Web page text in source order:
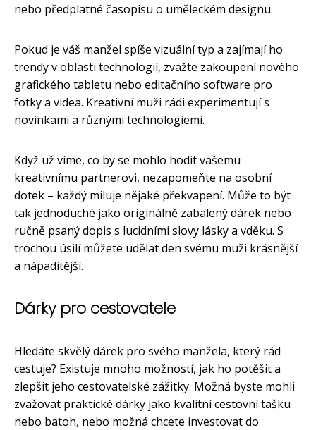
nebo předplatné časopisu o uměleckém designu.
Pokud je váš manžel spíše vizuální typ a zajímají ho
trendy v oblasti technologií, zvažte zakoupení nového
grafického tabletu nebo editačního software pro
fotky a videa. Kreativní muži rádi experimentují s
novinkami a různými technologiemi.
Když už víme, co by se mohlo hodit vašemu
kreativnímu partnerovi, nezapomeňte na osobní
dotek – každý miluje nějaké překvapení. Může to být
tak jednoduché jako originálně zabalený dárek nebo
ručně psaný dopis s lucidními slovy lásky a vděku. S
trochou úsilí můžete udělat den svému muži krásnější
a nápaditější.
Dárky pro cestovatele
Hledáte skvělý dárek pro svého manžela, který rád
cestuje? Existuje mnoho možností, jak ho potěšit a
zlepšit jeho cestovatelské zážitky. Možná byste mohli
zvažovat praktické dárky jako kvalitní cestovní tašku
nebo batoh, nebo možná chcete investovat do